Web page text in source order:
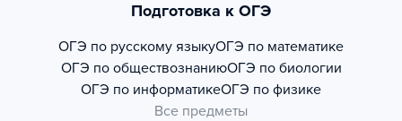
Подготовка к ОГЭ
ОГЭ по русскому языкуОГЭ по математике
ОГЭ по обществознаниюОГЭ по биологии
ОГЭ по информатикеОГЭ по физике
Все предметы